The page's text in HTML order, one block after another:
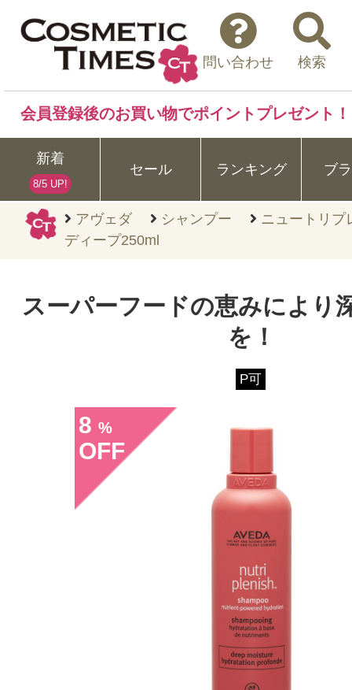
アヴェダ シャンプー
ニュートリプ
ディープ250ml
問い合わせ 検索
会員登録後のお買い物でポイントプレゼント！
新着
8/5 UP!
セール ランキング ブ
スーパーフードの恵みにより
を！
P可
8 %
OFF